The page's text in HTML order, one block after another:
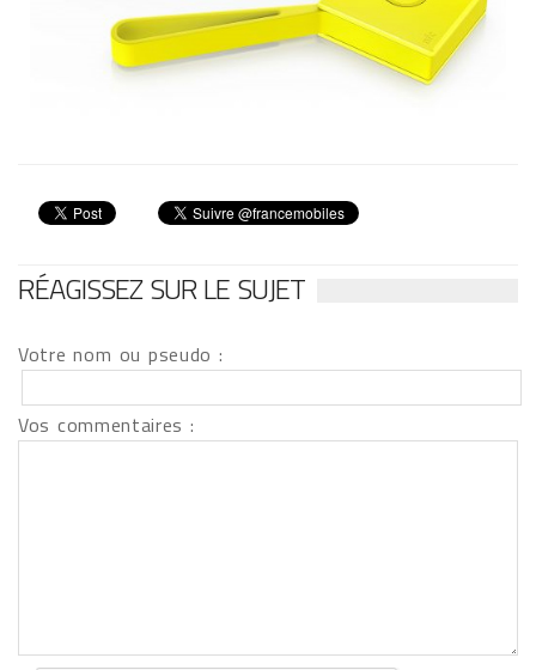
RÉAGISSEZ SUR LE SUJET
Votre nom ou pseudo :
Vos commentaires :